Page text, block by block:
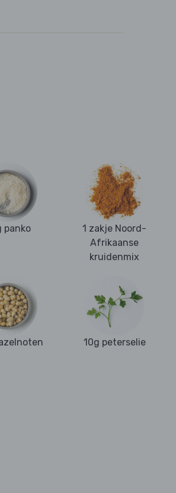
panko
1 zakje Noord-
Afrikaanse
kruidenmix
10g peterselie